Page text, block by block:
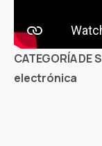
CATEGORÍA DE
electrónica